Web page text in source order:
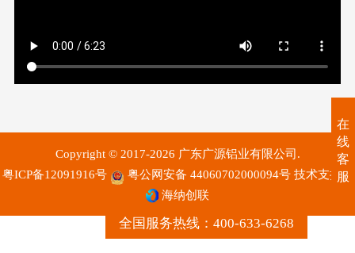
全国服务热线：400-633-6268
Copyright © 2017-2026 广东广源铝业有限公司.
粤ICP备12091916号
粤公网安备 44060702000094号 技术支持：
海纳创联
在
线
客
服